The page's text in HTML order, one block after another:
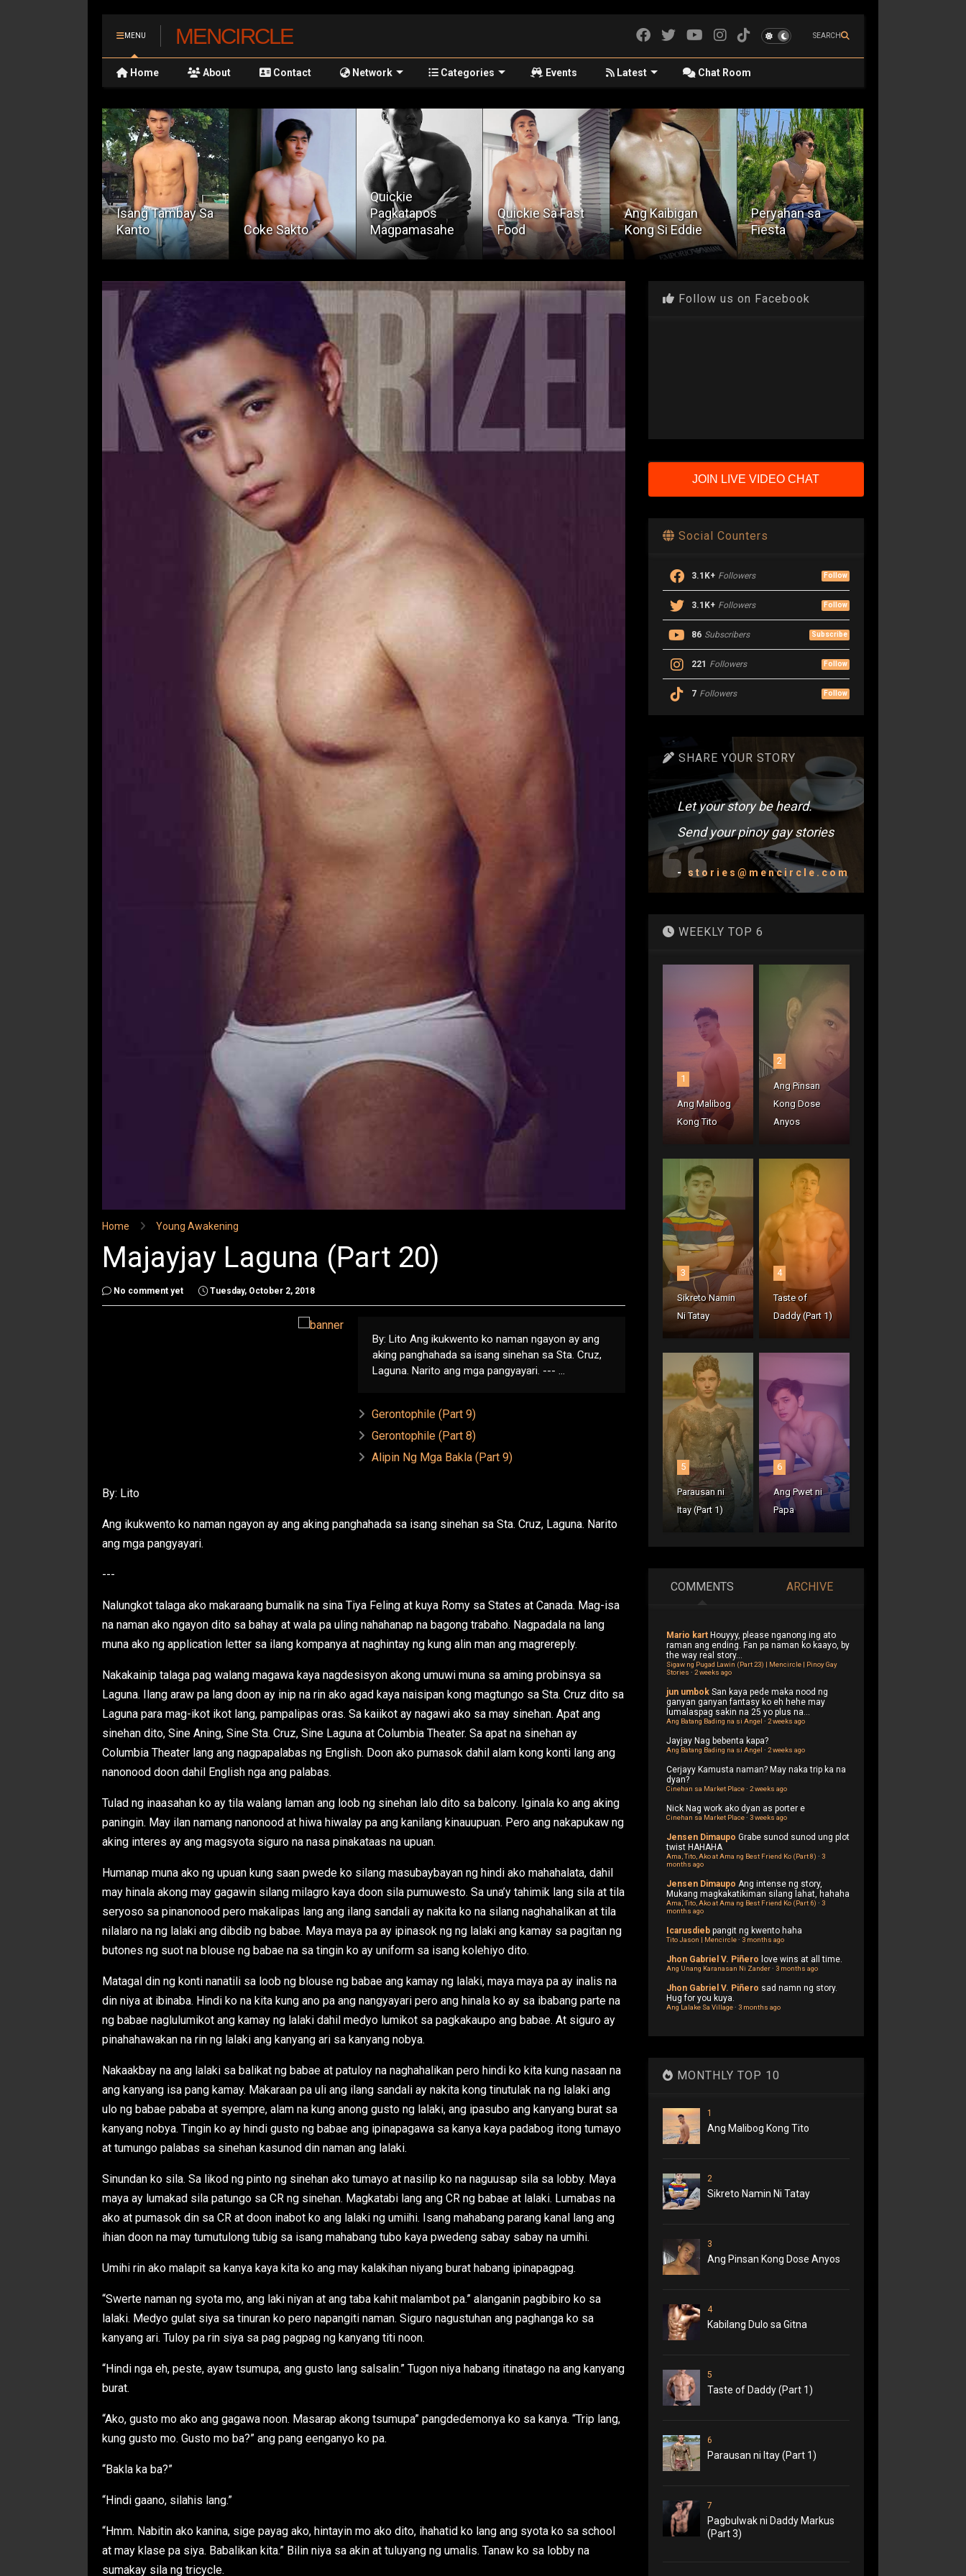
MENU MENCIRCLE SEARCH
Home About Contact Network Categories Events Latest Chat Room
Isang Tambay Sa
Kanto
Coke Sakto
Quickie
Pagkatapos
Magpamasahe
Quickie Sa Fast
Food
Ang Kaibigan
Kong Si Eddie
Peryahan sa
Fiesta
Home Young Awakening
Majayjay Laguna (Part 20)
No comment yet Tuesday, October 2, 2018
By: Lito Ang ikukwento ko naman ngayon ay ang
aking panghahada sa isang sinehan sa Sta. Cruz,
Laguna. Narito ang mga pangyayari. --- ...
Gerontophile (Part 9)
Gerontophile (Part 8)
Alipin Ng Mga Bakla (Part 9)
By: Lito
Ang ikukwento ko naman ngayon ay ang aking panghahada sa isang sinehan sa Sta. Cruz, Laguna. Narito
ang mga pangyayari.
---
Nalungkot talaga ako makaraang bumalik na sina Tiya Feling at kuya Romy sa States at Canada. Mag-isa
na naman ako ngayon dito sa bahay at wala pa uling nahahanap na bagong trabaho. Nagpadala na lang
muna ako ng application letter sa ilang kompanya at naghintay ng kung alin man ang magrereply.
Nakakainip talaga pag walang magawa kaya nagdesisyon akong umuwi muna sa aming probinsya sa
Laguna. Ilang araw pa lang doon ay inip na rin ako agad kaya naisipan kong magtungo sa Sta. Cruz dito sa
Laguna para mag-ikot ikot lang, pampalipas oras. Sa kaiikot ay nagawi ako sa may sinehan. Apat ang
sinehan dito, Sine Aning, Sine Sta. Cruz, Sine Laguna at Columbia Theater. Sa apat na sinehan ay
Columbia Theater lang ang nagpapalabas ng English. Doon ako pumasok dahil alam kong konti lang ang
nanonood doon dahil English nga ang palabas.
Tulad ng inaasahan ko ay tila walang laman ang loob ng sinehan lalo dito sa balcony. Iginala ko ang aking
paningin. May ilan namang nanonood at hiwa hiwalay pa ang kanilang kinauupuan. Pero ang nakapukaw ng
aking interes ay ang magsyota siguro na nasa pinakataas na upuan.
Humanap muna ako ng upuan kung saan pwede ko silang masubaybayan ng hindi ako mahahalata, dahil
may hinala akong may gagawin silang milagro kaya doon sila pumuwesto. Sa una’y tahimik lang sila at tila
seryoso sa pinanonood pero makalipas lang ang ilang sandali ay nakita ko na silang naghahalikan at tila
nilalaro na ng lalaki ang dibdib ng babae. Maya maya pa ay ipinasok ng ng lalaki ang kamay sa pagitan ng
butones ng suot na blouse ng babae na sa tingin ko ay uniform sa isang kolehiyo dito.
Matagal din ng konti nanatili sa loob ng blouse ng babae ang kamay ng lalaki, maya maya pa ay inalis na
din niya at ibinaba. Hindi ko na kita kung ano pa ang nangyayari pero ang hinala ko ay sa ibabang parte na
ng babae naglulumikot ang kamay ng lalaki dahil medyo lumikot sa pagkakaupo ang babae. At siguro ay
pinahahawakan na rin ng lalaki ang kanyang ari sa kanyang nobya.
Nakaakbay na ang lalaki sa balikat ng babae at patuloy na naghahalikan pero hindi ko kita kung nasaan na
ang kanyang isa pang kamay. Makaraan pa uli ang ilang sandali ay nakita kong tinutulak na ng lalaki ang
ulo ng babae pababa at syempre, alam na kung anong gusto ng lalaki, ang ipasubo ang kanyang burat sa
kanyang nobya. Tingin ko ay hindi gusto ng babae ang ipinapagawa sa kanya kaya padabog itong tumayo
at tumungo palabas sa sinehan kasunod din naman ang lalaki.
Sinundan ko sila. Sa likod ng pinto ng sinehan ako tumayo at nasilip ko na naguusap sila sa lobby. Maya
maya ay lumakad sila patungo sa CR ng sinehan. Magkatabi lang ang CR ng babae at lalaki. Lumabas na
ako at pumasok din sa CR at doon inabot ko ang lalaki ng umiihi. Isang mahabang parang kanal lang ang
ihian doon na may tumutulong tubig sa isang mahabang tubo kaya pwedeng sabay sabay na umihi.
Umihi rin ako malapit sa kanya kaya kita ko ang may kalakihan niyang burat habang ipinapagpag.
“Swerte naman ng syota mo, ang laki niyan at ang taba kahit malambot pa.” alanganin pagbibiro ko sa
lalaki. Medyo gulat siya sa tinuran ko pero napangiti naman. Siguro nagustuhan ang paghanga ko sa
kanyang ari. Tuloy pa rin siya sa pag pagpag ng kanyang titi noon.
“Hindi nga eh, peste, ayaw tsumupa, ang gusto lang salsalin.” Tugon niya habang itinatago na ang kanyang
burat.
“Ako, gusto mo ako ang gagawa noon. Masarap akong tsumupa” pangdedemonya ko sa kanya. “Trip lang,
kung gusto mo. Gusto mo ba?” ang pang eenganyo ko pa.
“Bakla ka ba?”
“Hindi gaano, silahis lang.”
“Hmm. Nabitin ako kanina, sige payag ako, hintayin mo ako dito, ihahatid ko lang ang syota ko sa school
at may klase pa siya. Babalikan kita.” Bilin niya sa akin at tuluyang ng umalis. Tanaw ko sa lobby na
sumakay sila ng tricycle.
Follow us on Facebook
JOIN LIVE VIDEO CHAT
Social Counters
3.1K+ Followers Follow
3.1K+ Followers Follow
86 Subscribers Subscribe
221 Followers Follow
7 Followers Follow
SHARE YOUR STORY
Let your story be heard.
Send your pinoy gay stories
- stories@mencircle.com
WEEKLY TOP 6
1
Ang Malibog
Kong Tito
2
Ang Pinsan
Kong Dose
Anyos
3
Sikreto Namin
Ni Tatay
4
Taste of
Daddy (Part 1)
5
Parausan ni
Itay (Part 1)
6
Ang Pwet ni
Papa
COMMENTS ARCHIVE
Mario kart Houyyy, please nganong ing ato
raman ang ending. Fan pa naman ko kaayo, by
the way real story...
Sigaw ng Pugad Lawin (Part 23) | Mencircle | Pinoy Gay
Stories · 2 weeks ago
jun umbok San kaya pede maka nood ng
ganyan ganyan fantasy ko eh hehe may
lumalaspag sakin na 25 yo plus na...
Ang Batang Bading na si Angel · 2 weeks ago
Jayjay Nag bebenta kapa?
Ang Batang Bading na si Angel · 2 weeks ago
Cerjayy Kamusta naman? May naka trip ka na
dyan?
Cinehan sa Market Place· 2 weeks ago
Nick Nag work ako dyan as porter e
Cinehan sa Market Place· 3 weeks ago
Jensen Dimaupo Grabe sunod sunod ung plot
twist HAHAHA
Ama, Tito, Ako at Ama ng Best Friend Ko (Part 8) · 3
months ago
Jensen Dimaupo Ang intense ng story,
Mukang magkakatikiman silang lahat, hahaha
Ama, Tito, Ako at Ama ng Best Friend Ko (Part 6) · 3
months ago
Icarusdieb pangit ng kwento haha
Tito Jason | Mencircle· 3 months ago
Jhon Gabriel V. Piñero love wins at all time.
Ang Unang Karanasan Ni Zander· 3 months ago
Jhon Gabriel V. Piñero sad namn ng story.
Hug for you kuya.
Ang Lalake Sa Village· 3 months ago
MONTHLY TOP 10
1
Ang Malibog Kong Tito
2
Sikreto Namin Ni Tatay
3
Ang Pinsan Kong Dose Anyos
4
Kabilang Dulo sa Gitna
5
Taste of Daddy (Part 1)
6
Parausan ni Itay (Part 1)
7
Pagbulwak ni Daddy Markus
(Part 3)